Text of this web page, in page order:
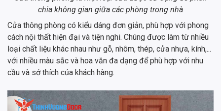
chia không gian giữa các phòng trong nhà
Cửa thông phòng có kiểu dáng đơn giản, phù hợp với phong
cách nội thất hiện đại và tiện nghi. Chúng được làm từ nhiều
loại chất liệu khác nhau như gỗ, nhôm, thép, cửa nhựa, kính,...
với nhiều màu sắc và hoa văn đa dạng để phù hợp với nhu
cầu và sở thích của khách hàng.